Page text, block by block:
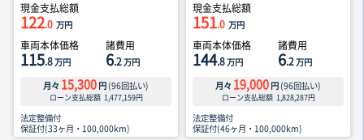
現金支払総額
122.0 万円
車両本体価格
115.8万円
諸費用
6.2万円
月々 15,300 円 (96回払い)
ローン支払総額 1,477,159円
法定整備付
保証付(33ヶ月・100,000km)
現金支払総額
151.0 万円
車両本体価格
144.8万円
諸費用
6.2万円
月々 19,000 円 (96回払い)
ローン支払総額 1,828,287円
法定整備付
保証付(46ヶ月・100,000km)